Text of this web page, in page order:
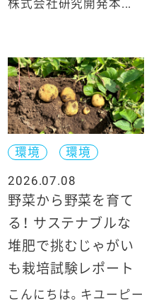
株式会社研究開発本...
環境
環境
2026.07.08
野菜から野菜を育て
る！ サステナブルな
堆肥で挑むじゃがい
も栽培試験レポート
こんにちは。キユーピー